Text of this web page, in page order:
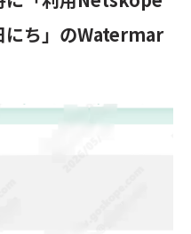
にち」のWatermar